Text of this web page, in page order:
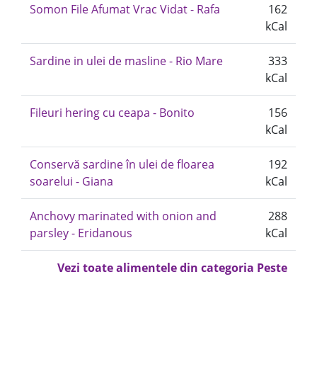
Somon File Afumat Vrac Vidat - Rafa
162
kCal
Sardine in ulei de masline - Rio Mare
333
kCal
Fileuri hering cu ceapa - Bonito
156
kCal
Conservă sardine în ulei de floarea
soarelui - Giana
192
kCal
Anchovy marinated with onion and
parsley - Eridanous
288
kCal
Vezi toate alimentele din categoria Peste